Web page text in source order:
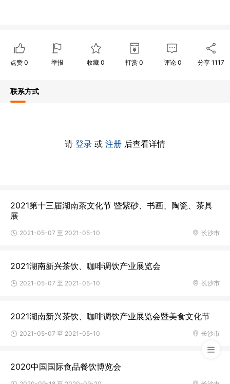
点赞 0 举报 收藏0 打赏 0 评论 0 分享 1117
联系方式
请 登录 或 注册 后查看详情
2021第十三届湖南茶文化节 暨紫砂、书画、陶瓷、茶具
展
长沙市
2021-05-07 至 2021-05-10
2021湖南新兴茶饮、咖啡调饮产业展览会
长沙市
2021-05-07 至 2021-05-10
2021湖南新兴茶饮、咖啡调饮产业展览会暨美食文化节
长沙市
2021-05-07 至 2021-05-10
2020中国国际食品餐饮博览会